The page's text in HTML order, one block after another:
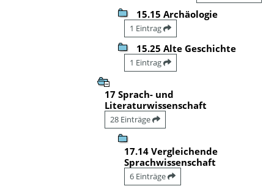
15.15 Archäologie
1 Eintrag
15.25 Alte Geschichte
1 Eintrag
17 Sprach- und
Literaturwissenschaft
28 Einträge
17.14 Vergleichende
Sprachwissenschaft
6 Einträge